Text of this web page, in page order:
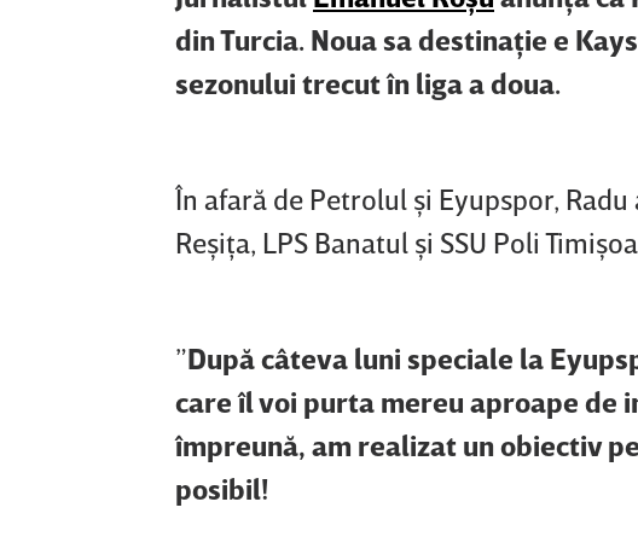
din Turcia. Noua sa destinaţie e
sezonului trecut în liga a doua.
În afară de Petrolul şi Eyupspor, Radu
Reşiţa, LPS Banatul şi SSU Poli
”După câteva luni speciale la
care îl voi purta mereu aproape de
împreună, am realizat un obiectiv
posibil!